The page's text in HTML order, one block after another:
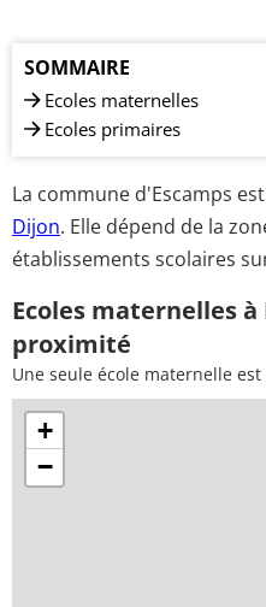
SOMMAIRE
Ecoles maternelles
Ecoles primaires
La commune d'Escamps
Dijon. Elle dépend de la
établissements scolaires
Ecoles maternelles à
proximité
Une seule école maternelle est
+
−